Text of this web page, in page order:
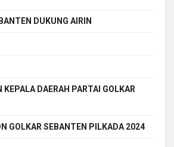
DUKUNG AIRIN
KEPALA DAERAH PARTAI GOLKAR
GOLKAR SEBANTEN PILKADA 2024